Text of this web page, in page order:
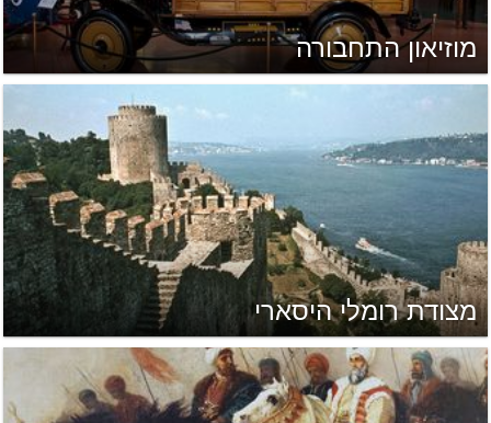
מוזיאון התחבורה
מצודת רומלי היסארי